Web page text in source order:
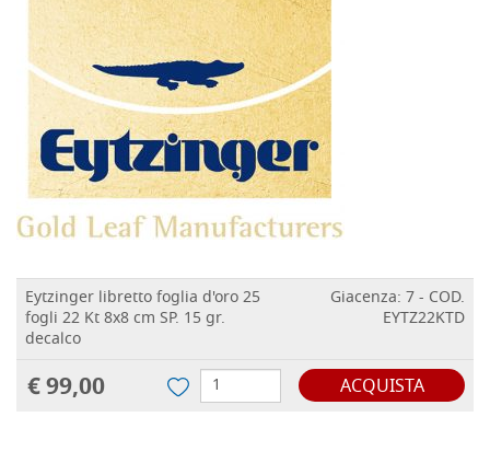
Eytzinger libretto foglia d'oro 25
fogli 22 Kt 8x8 cm SP. 15 gr.
decalco
Giacenza: 7 - COD.
EYTZ22KTD
€ 99,00 ACQUISTA